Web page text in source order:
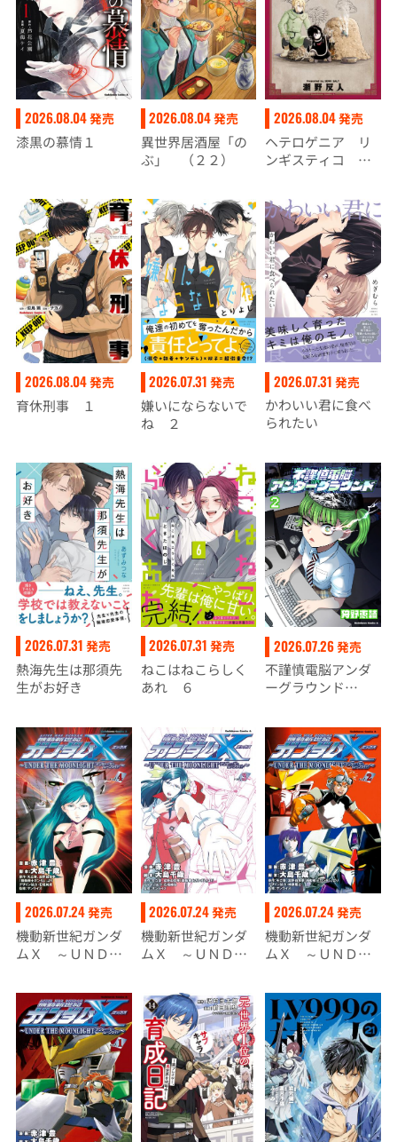
2026.08.04発売
漆黒の慕情１
2026.08.04発売
異世界居酒屋「の
ぶ」 （２２）
2026.08.04発売
ヘテロゲニア リ
ンギスティコ ～
～ （７）
2026.08.04発売
育休刑事 １
2026.07.31 発売
嫌いにならないで
ね ２
2026.07.31 発売
かわいい君に食べ
られたい
2026.07.31 発売
熱海先生は那須先
生がお好き
2026.07.31 発売
ねこはねこらしく
あれ ６
2026.07.26発売
不謹慎電脳アンダ
ーグラウンド
2026.07.24発売
機動新世紀ガンダ
ムＸ ～ＵＮＤＥ
ＯＮＬＩＧＨＴ
～ （４）
2026.07.24発売
機動新世紀ガンダ
ムＸ ～ＵＮＤＥ
ＯＮＬＩＧＨＴ
～ （３）
2026.07.24発売
機動新世紀ガンダ
ムＸ ～ＵＮＤＥ
ＯＮＬＩＧＨＴ
～ （２）